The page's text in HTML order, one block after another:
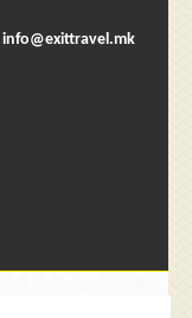
info@exittravel.mk